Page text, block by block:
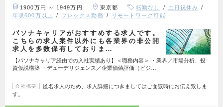
1900万円 ～ 1949万円 東京都 転勤なし
土日祝休み
年収600万以上
フレックス勤務 リモートワーク可能
パソナキャリアがおすすめする求人です。
こちらの求人案件以外にも各業界の非公開
求人を多数保有しておりま…
【パソナキャリア経由での入社実績あり】＜職務内容＞ ・業界／市場分析、投
資仮説構築 ・デューデリジェンス／企業価値評価（ビジ…
会社概要
匿名求人のため、求人詳細につきましてはご面談時にお伝え致しま
す。